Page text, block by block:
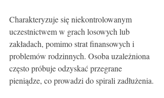
Charakteryzuje się niekontrolowanym
uczestnictwem w grach losowych lub
zakładach, pomimo strat finansowych i
problemów rodzinnych. Osoba uzależniona
często próbuje odzyskać przegrane
pieniądze, co prowadzi do spirali zadłużenia.